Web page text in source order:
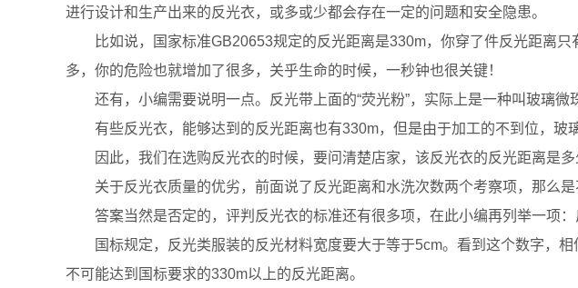
进行设计和生产出来的反光衣，或多或少都会存在一定的问题和安全隐患。
比如说，国家标准GB20653规定的反光距离是330m，你穿了件反光距离只
多，你的危险也就增加了很多，关乎生命的时候，一秒钟也很关键！
还有，小编需要说明一点。反光带上面的“荧光粉”，实际上是一种叫玻璃微
有些反光衣，能够达到的反光距离也有330m，但是由于加工的不到位，玻
因此，我们在选购反光衣的时候，要问清楚店家，该反光衣的反光距离是多
关于反光衣质量的优劣，前面说了反光距离和水洗次数两个考察项，那么是
答案当然是否定的，评判反光衣的标准还有很多项，在此小编再列举一项：
国标规定，反光类服装的反光材料宽度要大于等于5cm。看到这个数字，相
不可能达到国标要求的330m以上的反光距离。